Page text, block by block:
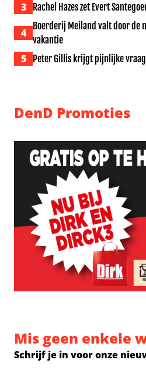
3 Rachel Hazes zet Evert
4
Boerderij Meiland valt door de
vakantie
5 Peter Gillis krijgt pijnlijke
DenD Promoties
Mis geen enkele
Schrijf je in voor onze